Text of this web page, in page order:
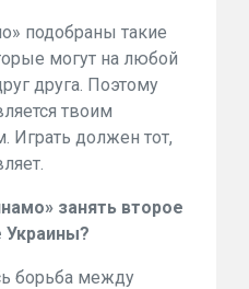
подобраны такие
могут на любой
друга. Поэтому
твоим
Играть должен тот,
занять второе
Украины?
борьба между